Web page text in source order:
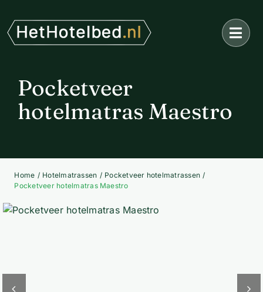
naar
inhoud
Pocketveer
hotelmatras Maestro
Home Hotelmatrassen
Pocketveer hotelmatrassen
Pocketveer hotelmatras Maestro